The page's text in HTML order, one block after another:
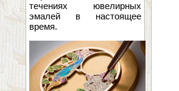
течениях ювелирных
эмалей в настоящее
время.